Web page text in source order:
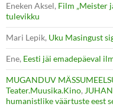
Eneken Aksel, Film „Meister
tulevikku
Mari Lepik, Uku Masingust
Ene, Eesti jäi emadepäeval
MUGANDUV
Teater.Muusika.Kino,
humanistlike väärtuste eest